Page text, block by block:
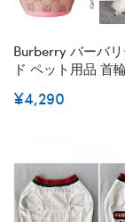
Burberry バーバ
ド ペット用品 首
点セット お出かけ
ト適応 カッコい
¥4,290